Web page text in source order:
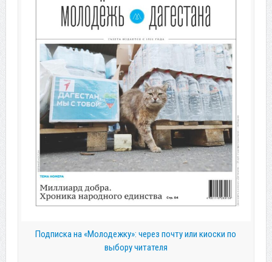
Подписка на «Молодежку»: через почту или киоски по
выбору читателя